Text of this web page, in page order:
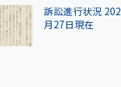
訴訟進行状況
月27日現在